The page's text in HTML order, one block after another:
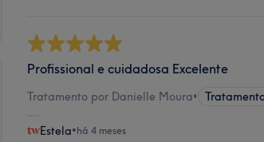
Profissional e cuidadosa Excelente
Tratamento por Danielle Moura•
Estela•há 4 meses